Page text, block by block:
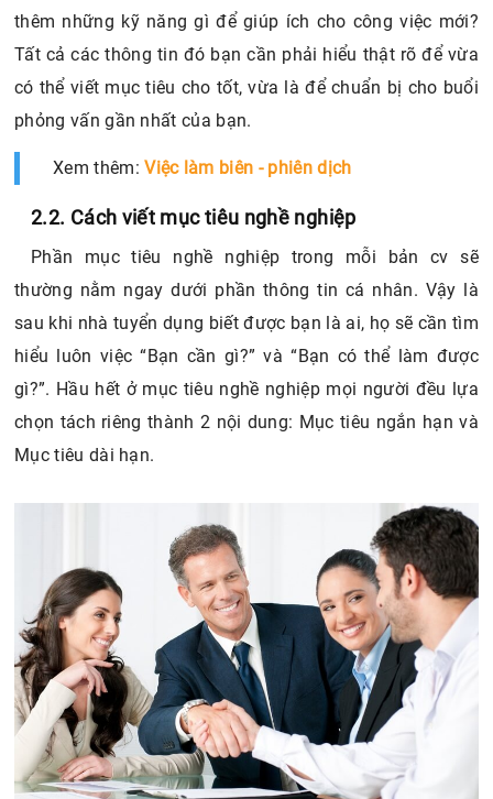
thêm những kỹ năng gì để giúp ích cho công việc mới?
Tất cả các thông tin đó bạn cần phải hiểu thật rõ để vừa
có thể viết mục tiêu cho tốt, vừa là để chuẩn bị cho buổi
phỏng vấn gần nhất của bạn.
Xem thêm:Việc làm biên - phiên dịch
2.2. Cách viết mục tiêu nghề nghiệp
Phần mục tiêu nghề nghiệp trong mỗi bản cv sẽ
thường nằm ngay dưới phần thông tin cá nhân. Vậy là
sau khi nhà tuyển dụng biết được bạn là ai, họ sẽ cần tìm
hiểu luôn việc “Bạn cần gì?” và “Bạn có thể làm được
gì?”. Hầu hết ở mục tiêu nghề nghiệp mọi người đều lựa
chọn tách riêng thành 2 nội dung: Mục tiêu ngắn hạn và
Mục tiêu dài hạn.